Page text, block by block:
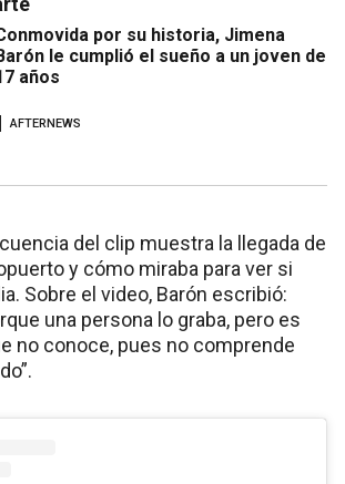
por su historia, Jimena
le cumplió el sueño a un joven de
años
AFTERNEWS
del clip muestra la llegada de
y cómo miraba para ver si
Sobre el video, Barón escribió:
una persona lo graba, pero es
no conoce, pues no comprende